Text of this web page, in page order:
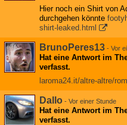
Hier noch ein Shirt von
durchgehen könnte
shirt-leaked.html
BrunoPeres13 - Vor
Hat eine Antwort im
verfasst.
laroma24.it/altre-altre/
Dallo - Vor einer Stunde
Hat eine Antwort im
verfasst.